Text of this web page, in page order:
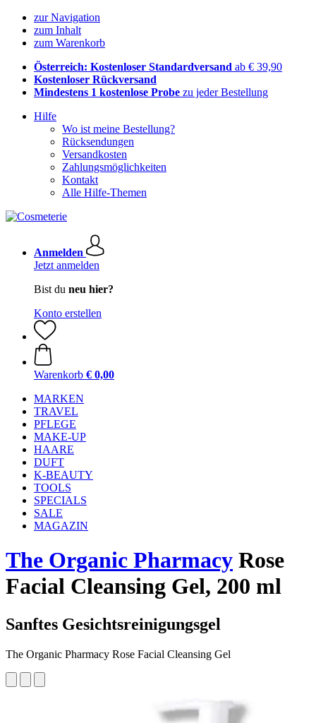
zur Navigation
zum Inhalt
zum Warenkorb
Österreich: Kostenloser Standardversand ab € 39,90
Kostenloser Rückversand
Mindestens 1 kostenlose Probe zu jeder Bestellung
Hilfe
Wo ist meine Bestellung?
Rücksendungen
Versandkosten
Zahlungsmöglichkeiten
Kontakt
Alle Hilfe-Themen
Anmelden
Jetzt anmelden
Bist du neu hier?
Konto erstellen
Warenkorb € 0,00
MARKEN
TRAVEL
PFLEGE
MAKE-UP
HAARE
DUFT
K-BEAUTY
TOOLS
SPECIALS
SALE
MAGAZIN
The Organic Pharmacy Rose
Facial Cleansing Gel, 200 ml
Sanftes Gesichtsreinigungsgel
The Organic Pharmacy Rose Facial Cleansing Gel